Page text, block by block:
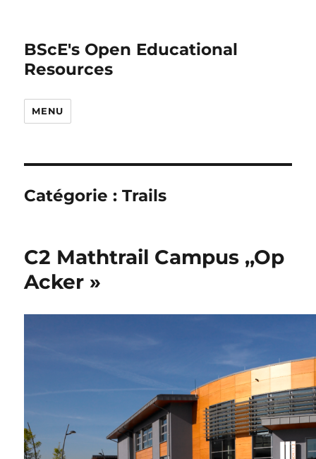
BScE's Open Educational
Resources
MENU
Catégorie :Trails
C2 Mathtrail Campus ,,Op
Acker »